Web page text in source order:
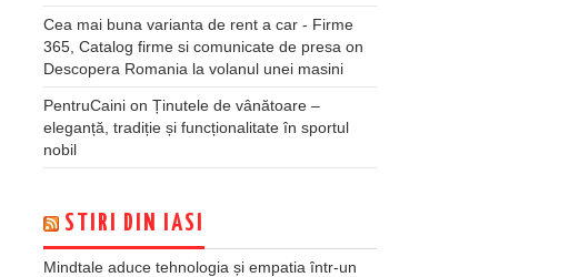
Cea mai buna varianta de rent a car - Firme
365, Catalog firme si comunicate de presa on
Descopera Romania la volanul unei masini
PentruCaini on Ținutele de vânătoare –
eleganță, tradiție și funcționalitate în sportul
nobil
STIRI DIN IASI
Mindtale aduce tehnologia și empatia într-un